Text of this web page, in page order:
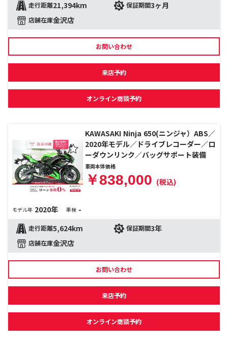
走行距離21,394km 保証期間3ヶ月
店舗在庫金沢店
お問い合わせ
来店予約
オンライン商談予約
KAWASAKI Ninja 650(ニンジャ）ABS／
2020年モデル／ドライブレコーダー／ロ
ーダウンリンク／バッグサポート装備
車両本体価格
￥838,000 (税込)
モデル年 2020年 車検 -
走行距離5,624km 保証期間3年
店舗在庫金沢店
お問い合わせ
来店予約
オンライン商談予約